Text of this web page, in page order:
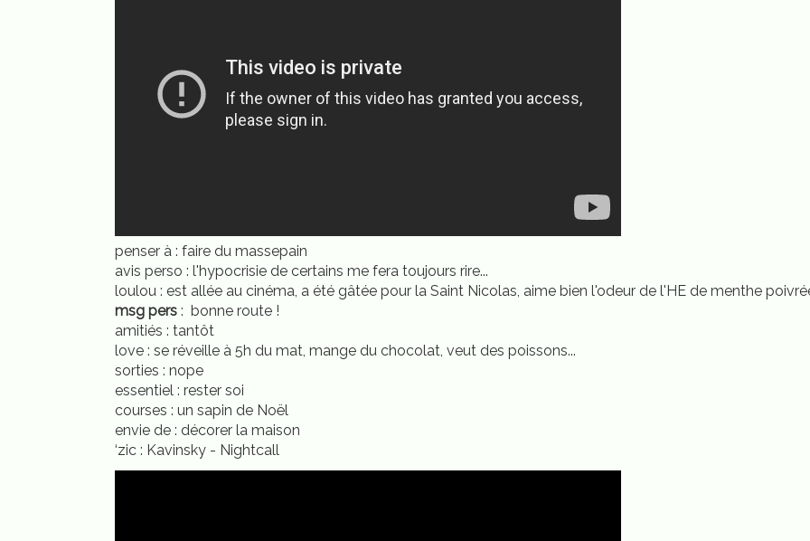
penser à : faire du massepain
avis perso : l'hypocrisie de certains me fera toujours rire...
loulou : est allée au cinéma, a été gâtée pour la Saint Nicolas, aime bien l'odeur de l'HE de menthe
msg pers : bonne route !
amitiés : tantôt
love : se réveille à 5h du mat, mange du chocolat, veut des poissons...
sorties : nope
essentiel : rester soi
courses : un sapin de Noël
envie de : décorer la maison
‘zic : Kavinsky - Nightcall